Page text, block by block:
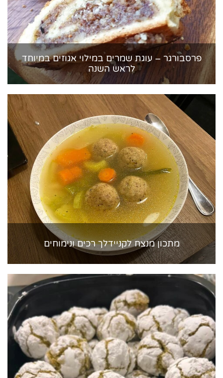
פרסבורגר – עוגת שמרים במילוי אגוזים במיוחד
לראש השנה
מתכון מנצח לקניידלך רכים ונימוחים